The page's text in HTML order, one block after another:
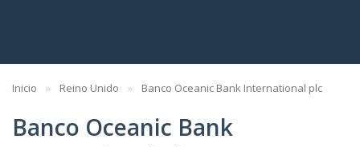
Inicio Reino Unido Banco Oceanic Bank International plc
Banco Oceanic Bank